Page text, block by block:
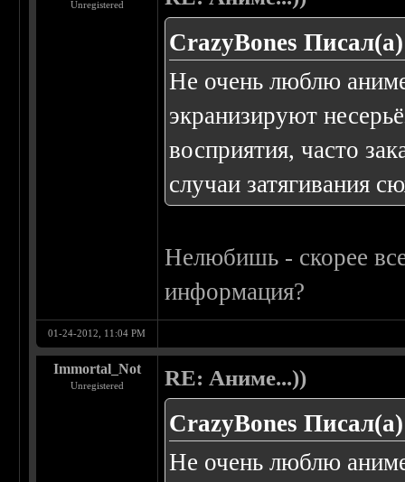
Unregistered
CrazyBones
Не очень люблю
экранизируют
восприятия, часто
случаи затягивания
Нелюбишь - скорее
информация?
01-24-2012, 11:04 PM
Immortal_Not
Unregistered RE: Аниме...))
CrazyBones
Не очень люблю